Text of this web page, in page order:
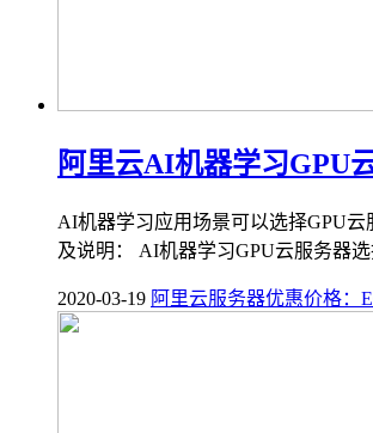
阿里云AI机器学习GPU
AI机器学习应用场景可以选择GPU
及说明： AI机器学习GPU云服务器
2020-03-19 阿里云服务器优惠价格：